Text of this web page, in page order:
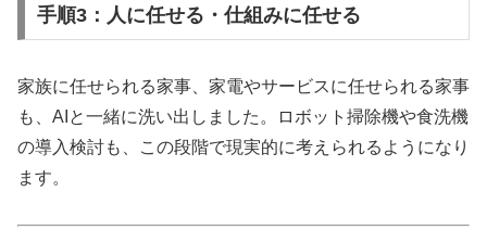
手順3：人に任せる・仕組みに任せる
家族に任せられる家事、家電やサービスに任せられる家事
も、AIと一緒に洗い出しました。ロボット掃除機や食洗機
の導入検討も、この段階で現実的に考えられるようになり
ます。